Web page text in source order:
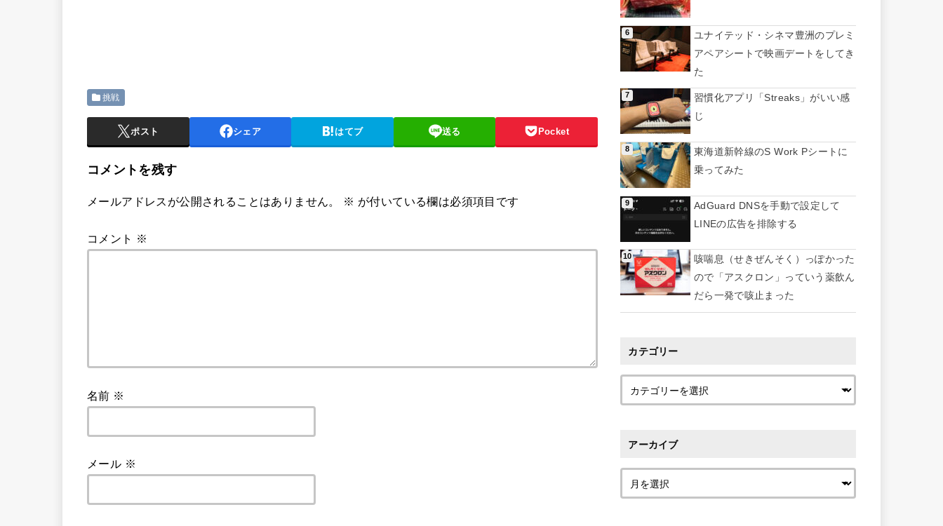
挑戦
ポスト シェア はてブ 送る Pocket
コメントを残す
メールアドレスが公開されることはありません。 ※ が付いている欄は必須項目です
コメント ※
名前 ※
メール ※
ユナイテッド・シネマ豊洲のプレミ
アペアシートで映画デートをしてき
た
習慣化アプリ「Streaks」がいい感
じ
東海道新幹線のS Work Pシートに
乗ってみた
AdGuard DNSを手動で設定して
LINEの広告を排除する
咳喘息（せきぜんそく）っぽかった
ので「アスクロン」っていう薬飲ん
だら一発で咳止まった
カテゴリー
アーカイブ